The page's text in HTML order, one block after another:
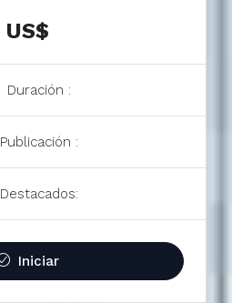
US$
Duración :
Publicación :
Destacados:
Iniciar